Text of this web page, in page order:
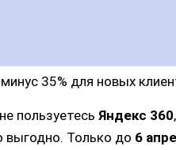
35% для новых
пользуетесь Яндекс 360
выгодно. Только до 6